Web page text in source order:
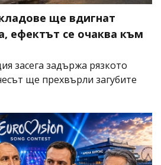
ще вдигнат
ефектът се очаква към
засега задържа рязкото
ще прехвърли загубите